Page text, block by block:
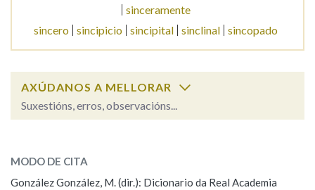
Na fraseoloxía
OUTRAS OPCIÓNS DE BUSCA
sinceramente
sincero sincipicio sincipital sinclinal sincopado
AXÚDANOS A MELLORAR
Suxestións, erros, observacións...
ESCOLLE UNHA OPCIÓN:
MODO DE CITA
González González, M. (dir.): Dicionario da Real Academia